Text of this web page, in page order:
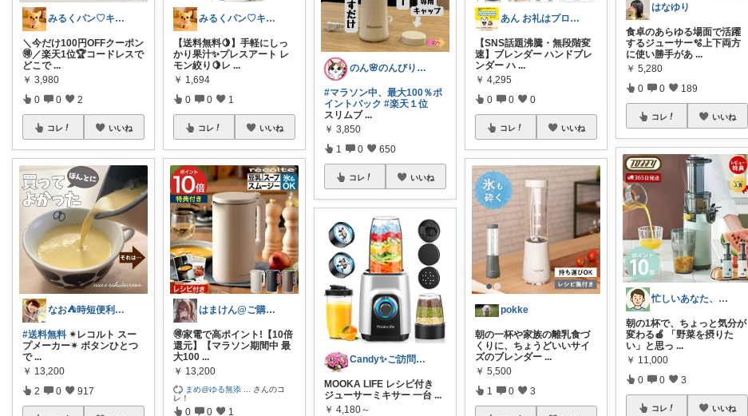
みるくパン♡キッチンルーム
＼今だけ100円OFFクーポン
🉐／楽天1位🏆コードレスで
どこで ...
￥ 3,980
0 0 2
コレ いいね
なお⛺️時短便利グッズ好き♡オリ写多め♪
#送料無料 ✴︎レコルト スー
プメーカー✴︎ ボタンひとつ
で ...
￥ 13,200
2 0 917
みるくパン♡キッチンルーム
【送料無料🍋】手軽にしっ
かり果汁✨プレスアート レ
モン絞り🍋レ ...
￥ 1,694
0 0 1
コレ いいね
はまけん@ご購入ありがとうございます
🉐家電で高ポイント!【10倍
還元】【マラソン期間中 最
大100 ...
￥ 13,200
まめ@ゆる無添
さんのコ
レ！
0 0 1
のん🌸のんびり生活✨
#マラソン中、最大100％ポ
イントバック #楽天１位
スリムブ ...
￥ 3,850
1 0 650
コレ いいね
Candy✨ご訪問・経由購入に日々感謝✨
MOOKA LIFE レシピ付き
ジューサーミキサー 一台 ...
￥ 4,180～
あん お礼はプロフで🙏
【SNS話題沸騰・無段階変
速】ブレンダー ハンドブレ
ンダー ハ ...
￥ 4,295
0 0 0
コレ いいね
pokke
朝の一杯や家族の離乳食づ
くりに、ちょうどいいサイ
ズのブレンダー ...
￥ 5,500
1 0 3
はなゆり
食卓のあらゆる場面で活躍
するジューサー🫧上下両方
に使い勝手があ ...
￥ 5,280
0 0 189
コレ いいね
忙しいあなた、はっちょ家電・便利グッズ便
朝の1杯で、ちょっと気分が
変わる🍎 「野菜を摂りた
い」と思っ ...
￥ 11,000
0 0 3
コレ いいね